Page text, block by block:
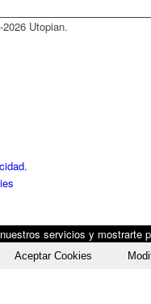
2026 Utopian.
servicios y
Aceptar Cookies